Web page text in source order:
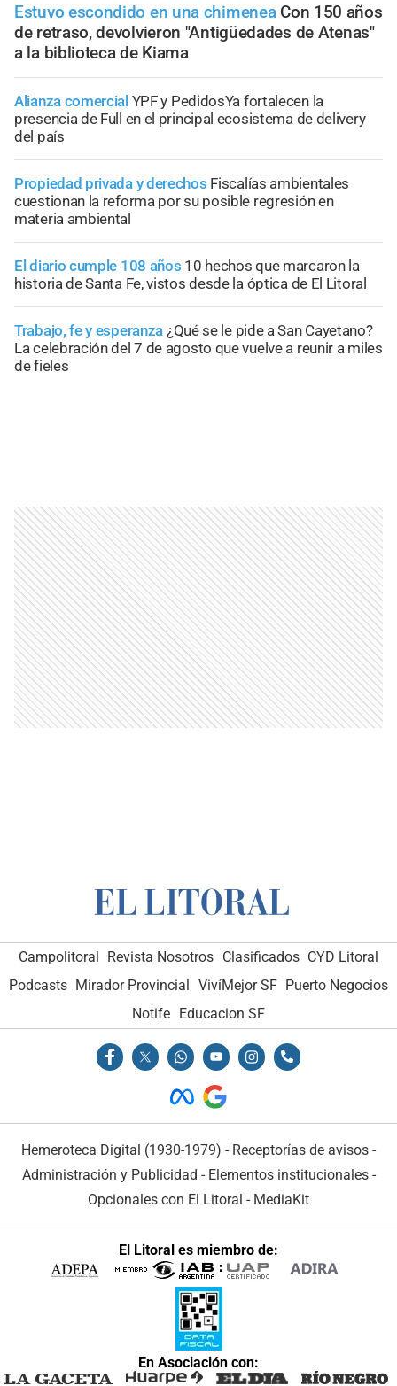
Estuvo escondido en una chimenea Con 150 años
de retraso, devolvieron "Antigüedades de Atenas"
a la biblioteca de Kiama
Alianza comercial YPF y PedidosYa fortalecen la
presencia de Full en el principal ecosistema de delivery
del país
Propiedad privada y derechos Fiscalías ambientales
cuestionan la reforma por su posible regresión en
materia ambiental
El diario cumple 108 años 10 hechos que marcaron la
historia de Santa Fe, vistos desde la óptica de El Litoral
Trabajo, fe y esperanza ¿Qué se le pide a San Cayetano?
La celebración del 7 de agosto que vuelve a reunir a miles
de fieles
Campolitoral Revista Nosotros Clasificados CYD Litoral
Podcasts Mirador Provincial VivíMejor SF Puerto Negocios
Notife Educacion SF
Hemeroteca Digital (1930-1979) - Receptorías de avisos -
Administración y Publicidad - Elementos institucionales-
Opcionales con El Litoral - MediaKit
El Litoral es miembro de:
En Asociación con: